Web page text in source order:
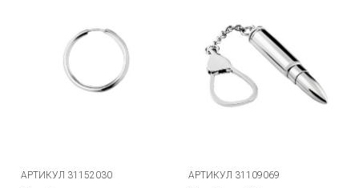
АРТИКУЛ 31152030 АРТИКУЛ 31109069